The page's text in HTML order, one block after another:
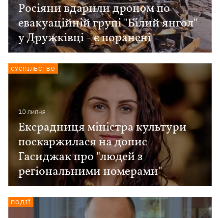
Росіяни вдарили дроном по
евакуаційній групі "Білий янгол"
у Дружківці - є поранені
10 липня
Ексрадниця міністра культури
поскаржилася на допис
Гасиджак про "людей з
регіональними номерами"
СУСПІЛЬСТВО
ПОДІЇ